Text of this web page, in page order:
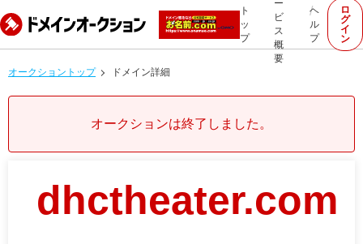
ト
ッ
プ
ー
ビ
ス
概
要
ヘ
ル
プ
ロ
グ
イ
ン
オークショントップ ドメイン詳細
オークションは終了しました。
dhctheater.com